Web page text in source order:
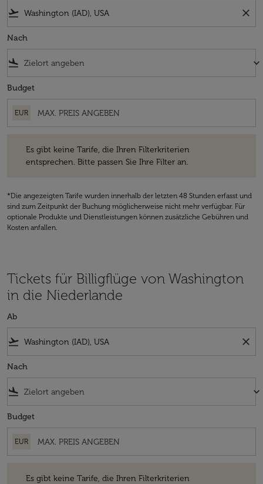
flight_takeoff close
Nach
flight_land keyboard_arrow_down
Budget
EUR
Es gibt keine Tarife, die Ihren Filterkriterien
entsprechen. Bitte passen Sie Ihre Filter an.
*Die angezeigten Tarife wurden innerhalb der letzten 48 Stunden erfasst und
sind zum Zeitpunkt der Buchung möglicherweise nicht mehr verfügbar. Für
optionale Produkte und Dienstleistungen können zusätzliche Gebühren und
Kosten anfallen.
Tickets für Billigflüge von Washington
in die Niederlande
Ab
flight_takeoff close
Nach
flight_land keyboard_arrow_down
Budget
EUR
Es gibt keine Tarife, die Ihren Filterkriterien